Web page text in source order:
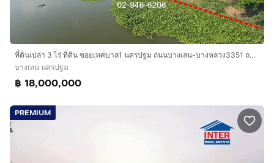
ที่ดินเปล่า 3 ไร่ ที่ดิน ซอยเทศบาล1 นครปฐม ถนนบางเลน-บางหลวง3351 ถนนมาลัยแมน บางเลน นครปฐม
บางเลน นครปฐม
฿ 18,000,000
PREMIUM